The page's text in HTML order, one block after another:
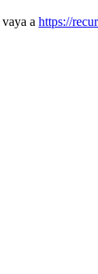
vaya a https://